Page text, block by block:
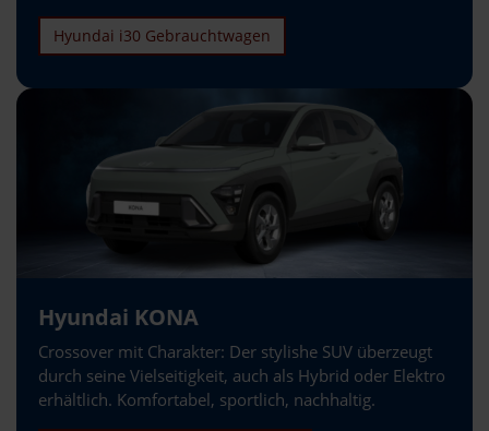
Hyundai i30 Gebrauchtwagen
Hyundai KONA
Crossover mit Charakter: Der stylishe SUV überzeugt
durch seine Vielseitigkeit, auch als Hybrid oder Elektro
erhältlich. Komfortabel, sportlich, nachhaltig.